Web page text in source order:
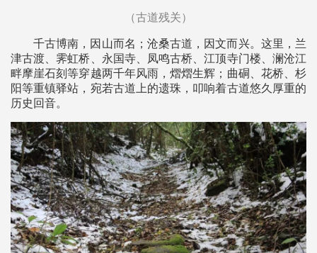
（古道残关）
千古博南，因山而名；沧桑古道，因文而兴。这里，兰
津古渡、霁虹桥、永国寺、凤鸣古桥、江顶寺门楼、澜沧江
畔摩崖石刻等穿越两千年风雨，熠熠生辉；曲硐、花桥、杉
阳等重镇驿站，宛若古道上的遗珠，叩响着古道悠久厚重的
历史回音。